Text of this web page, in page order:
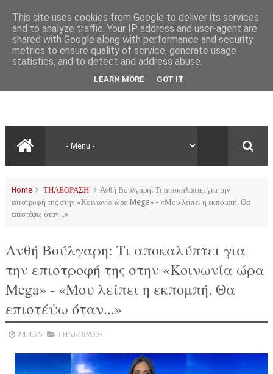
Home ΤΗΛΕΟΡΑΣΗ
Ανθή Βούλγαρη: Τι αποκαλύπτει για την
επιστροφή της στην «Κοινωνία ώρα Mega» - «Μου λείπει η εκπομπή. Θα
επιστέψω όταν...»
Ανθή Βούλγαρη: Τι αποκαλύπτει για
την επιστροφή της στην «Κοινωνία ώρα
Mega» - «Μου λείπει η εκπομπή. Θα
επιστέψω όταν...»
24.4.25 ΤΗΛΕΟΡΑΣΗ
This site uses cookies from Google to deliver its services
and to analyze traffic. Your IP address and user-agent are
shared with Google along with performance and security
metrics to ensure quality of service, generate usage
statistics, and to detect and address abuse.
LEARN MORE GOT IT